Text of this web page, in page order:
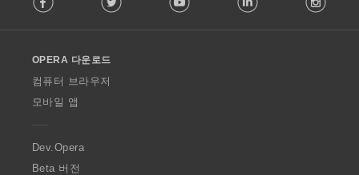
w
O
p
a
OPERA 다운로드
컴퓨터 브라우저
모바일 앱
Dev.Opera
Beta 버전